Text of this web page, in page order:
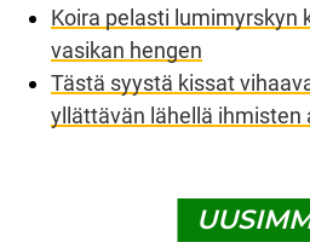
Koira pelasti lumimyrskyn
vasikan hengen
Tästä syystä kissat
yllättävän lähellä ihmisten